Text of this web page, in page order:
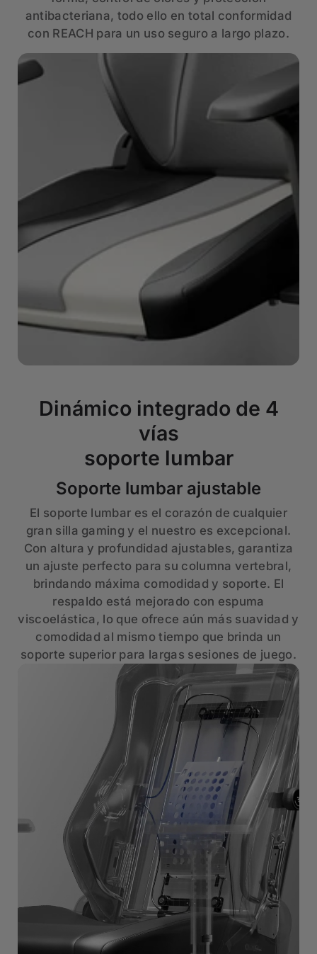
antibacteriana, todo ello en total conformidad
con REACH para un uso seguro a largo plazo.
Dinámico integrado de 4
vías
soporte lumbar
Soporte lumbar ajustable
El soporte lumbar es el corazón de cualquier
gran silla gaming y el nuestro es excepcional.
Con altura y profundidad ajustables, garantiza
un ajuste perfecto para su columna vertebral,
brindando máxima comodidad y soporte. El
respaldo está mejorado con espuma
viscoelástica, lo que ofrece aún más suavidad y
comodidad al mismo tiempo que brinda un
soporte superior para largas sesiones de juego.